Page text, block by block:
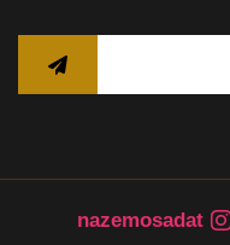
nazemosadat